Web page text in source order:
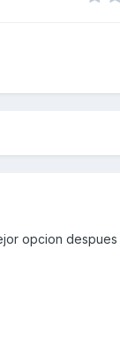
opcion